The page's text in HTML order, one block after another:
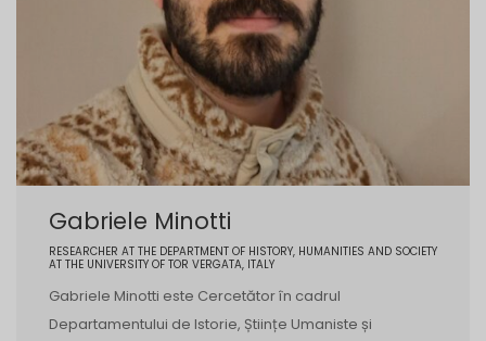
Gabriele Minotti
RESEARCHER AT THE DEPARTMENT OF HISTORY, HUMANITIES AND SOCIETY
AT THE UNIVERSITY OF TOR VERGATA, ITALY
Gabriele Minotti este Cercetător în cadrul
Departamentului de Istorie, Științe Umaniste și